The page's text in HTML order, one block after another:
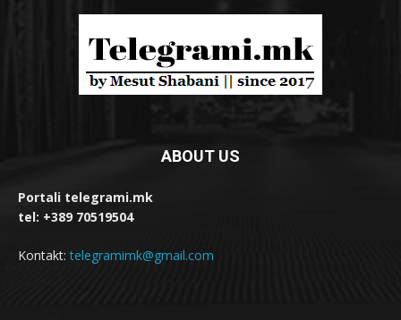
ABOUT US
Portali telegrami.mk
tel: +389 70519504
Kontakt:telegramimk@gmail.com